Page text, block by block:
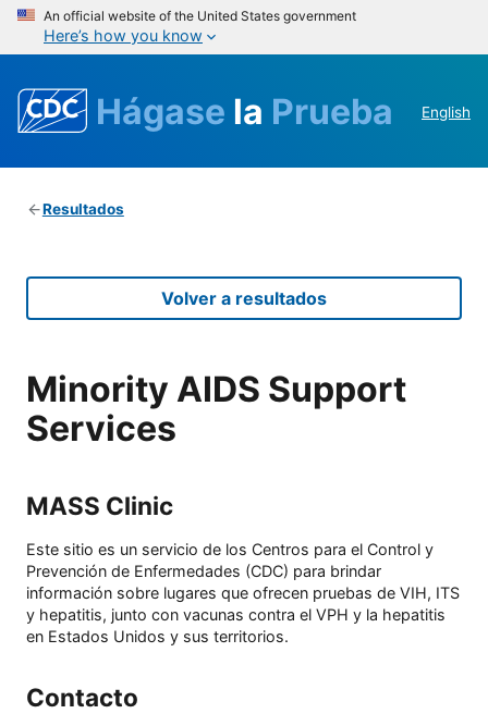
An official website of the United States government
Here’s how you know
Hágase la Prueba English
Resultados
Volver a resultados
Minority AIDS Support
Services
MASS Clinic
Este sitio es un servicio de los Centros para el Control y
Prevención de Enfermedades (CDC) para brindar
información sobre lugares que ofrecen pruebas de VIH, ITS
y hepatitis, junto con vacunas contra el VPH y la hepatitis
en Estados Unidos y sus territorios.
Contacto